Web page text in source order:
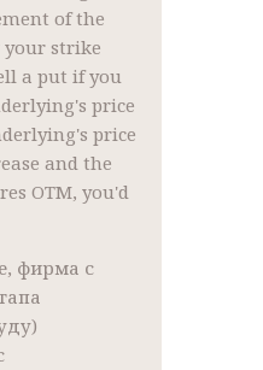
of the
your strike
a put if you
price
price
and the
OTM, you'd
фирма с